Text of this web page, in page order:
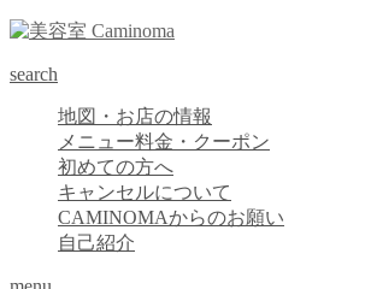
search
地図・お店の情報
メニュー料金・クーポン
初めての方へ
キャンセルについて
CAMINOMAからのお願い
自己紹介